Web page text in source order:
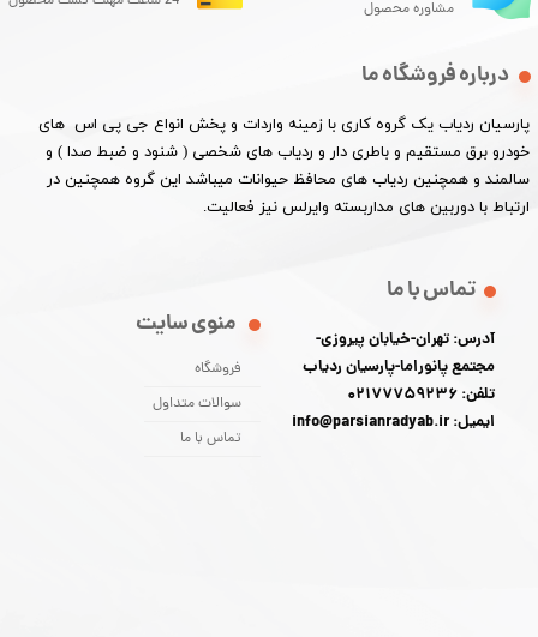
درباره فروشگاه ما
پارسیان ردیاب یک گروه کاری با زمینه واردات و پخش انواع جی پی اس های
خودرو برق مستقیم و باطری دار و ردیاب های شخصی ( شنود و ضبط صدا ) و
سالمند و همچنین ردیاب های محافظ حیوانات میباشد این گروه همچنین در
ارتباط با دوربین های مداربسته وایرلس نیز فعالیت.​​​​​​​
منوی سایت
فروشگاه
سوالات متداول
تماس با ما
تماس با ما
آدرس: تهران-خیابان پیروزی-
مجتمع پانوراما-پارسیان ردیاب
تلفن: 02177759236
ایمیل: info@parsianradyab.ir
مشاوره محصول